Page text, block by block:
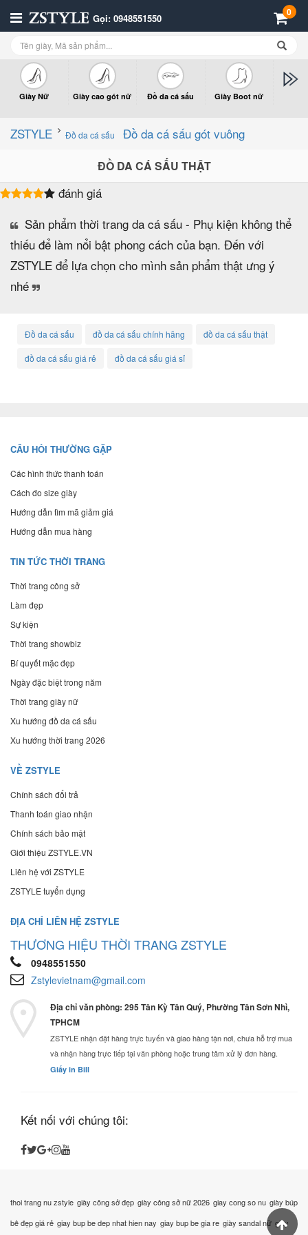
Gọi: 0948551550 0
Giày Nữ Giày cao gót nữ Đồ da cá sấu Giày Boot nữ
ZSTYLE Đồ da cá sấu Đồ da cá sấu gót vuông
ĐỒ DA CÁ SẤU THẬT
đánh giá
Sản phẩm thời trang da cá sấu - Phụ kiện không thể
thiếu để làm nổi bật phong cách của bạn. Đến với
ZSTYLE để lựa chọn cho mình sản phẩm thật ưng ý
nhé
Đồ da cá sấu đồ da cá sấu chính hãng đồ da cá sấu thật
đồ da cá sấu giá rẻ đồ da cá sấu giá sỉ
CÂU HỎI THƯỜNG GẶP
Các hình thức thanh toán
Cách đo size giày
Hướng dẫn tìm mã giảm giá
Hướng dẫn mua hàng
TIN TỨC THỜI TRANG
Thời trang công sở
Làm đẹp
Sự kiện
Thời trang showbiz
Bí quyết mặc đẹp
Ngày đặc biệt trong năm
Thời trang giày nữ
Xu hướng đồ da cá sấu
Xu hướng thời trang 2026
VỀ ZSTYLE
Chính sách đổi trả
Thanh toán giao nhận
Chính sách bảo mật
Giới thiệu ZSTYLE.VN
Liên hệ với ZSTYLE
ZSTYLE tuyển dụng
ĐỊA CHỈ LIÊN HỆ ZSTYLE
THƯƠNG HIỆU THỜI TRANG ZSTYLE
0948551550
Zstylevietnam@gmail.com
Địa chỉ văn phòng: 295 Tân Kỳ Tân Quý, Phường Tân Sơn Nhì,
TPHCM
ZSTYLE nhận đặt hàng trực tuyến và giao hàng tận nơi, chưa hỗ trợ mua
và nhận hàng trực tiếp tại văn phòng hoặc trung tâm xử lý đơn hàng.
Giấy in Bill
Kết nối với chúng tôi:
thoi trang nu zstyle giày công sở đẹp giày công sở nữ 2026 giay cong so nu giày búp
bê đẹp giá rẻ giay bup be dep nhat hien nay giay bup be gia re giày sandal nữ giày